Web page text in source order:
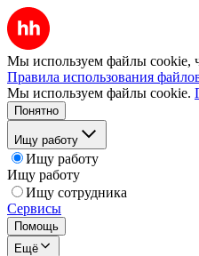
Мы используем файлы cookie,
Правила использования
Мы используем файлы cookie.
Понятно
Ищу работу
Ищу работу
Ищу работу
Ищу сотрудника
Сервисы
Помощь
Ещё